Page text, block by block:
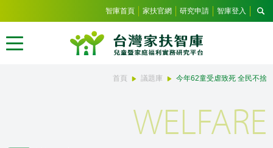
智庫首頁 家扶官網 研究申請 智庫登入
首頁 議題庫 今年62童受虐致死 全民不捨
WELFARE